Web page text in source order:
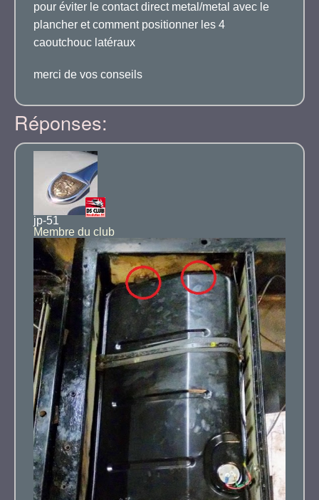
pour éviter le contact direct metal/metal avec le
plancher et comment positionner les 4
caoutchouc latéraux
merci de vos conseils
Réponses:
jp-51
Membre du club